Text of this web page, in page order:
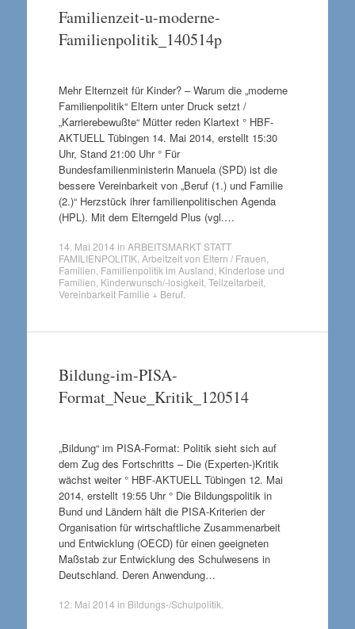
Familienzeit-u-moderne-
Familienpolitik_140514p
Mehr Elternzeit für Kinder? – Warum die „moderne
Familienpolitik“ Eltern unter Druck setzt /
„Karrierebewußte“ Mütter reden Klartext ° HBF-
AKTUELL Tübingen 14. Mai 2014, erstellt 15:30
Uhr, Stand 21:00 Uhr ° Für
Bundesfamilienministerin Manuela (SPD) ist die
bessere Vereinbarkeit von „Beruf (1.) und Familie
(2.)“ Herzstück ihrer familienpolitischen Agenda
(HPL). Mit dem Elterngeld Plus (vgl.…
14. Mai 2014 in ARBEITSMARKT STATT
FAMILIENPOLITIK, Arbeitzeit von Eltern / Frauen
Familien Familienpolitik im Ausland Kinderlose und
Familien Kinderwunsch/-losigkeit, Teilzeitarbeit,
Vereinbarkeit Familie + Beruf.
Bildung-im-PISA-
Format_Neue_Kritik_120514
„Bildung“ im PISA-Format: Politik sieht sich auf
dem Zug des Fortschritts – Die (Experten-)Kritik
wächst weiter ° HBF-AKTUELL Tübingen 12. Mai
2014, erstellt 19:55 Uhr ° Die Bildungspolitik in
Bund und Ländern hält die PISA-Kriterien der
Organisation für wirtschaftliche Zusammenarbeit
und Entwicklung (OECD) für einen geeigneten
Maßstab zur Entwicklung des Schulwesens in
Deutschland. Deren Anwendung…
12. Mai 2014 in Bildungs-/Schulpolitik